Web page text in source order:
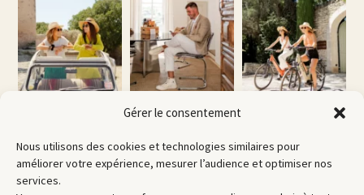
Gérer le consentement
Nous utilisons des cookies et technologies similaires pour
améliorer votre expérience, mesurer l’audience et optimiser nos
services.